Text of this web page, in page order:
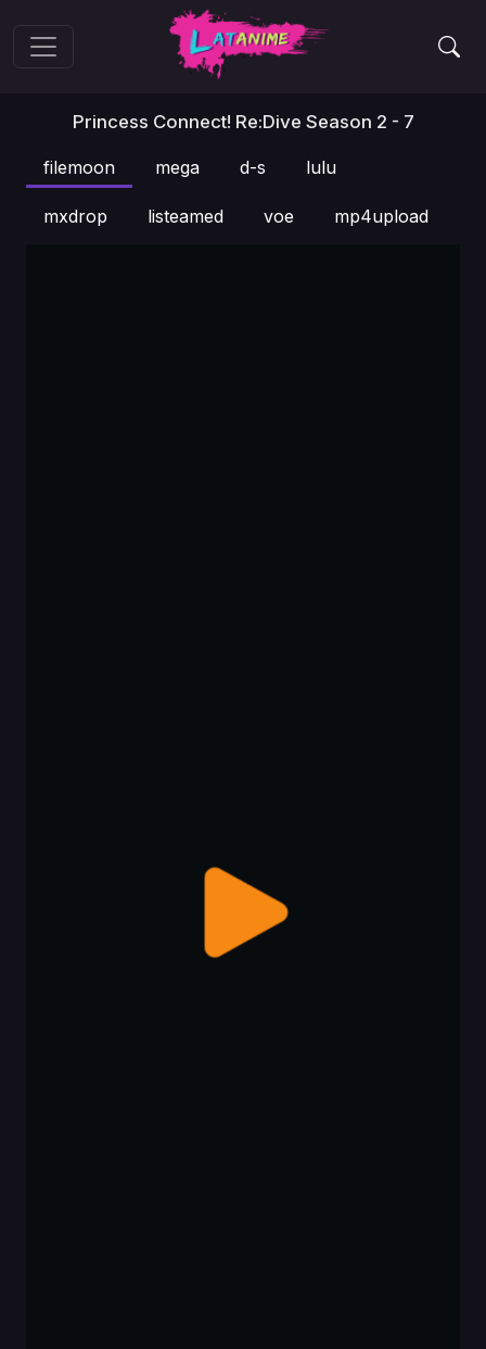
Princess Connect! Re:Dive Season 2 - 7
filemoon mega d-s lulu
mxdrop listeamed voe mp4upload